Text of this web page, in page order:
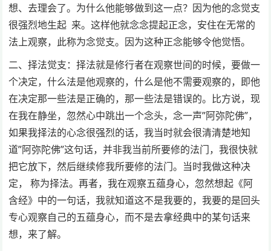
想、去理会了。为什么他能够做到这一点？因为他的念觉支
很强烈地生起 来。这样他就念念提起正念，安住在无常的
法上观察，此称为念觉支。因为这种正念能够令他觉悟。
二、择法觉支：择法就是修行者在观察世间的时候，要做一
个决定，什么法是他观察的，什么是他不需要观察的，即他
在决定那一些法是正确的，那一些法是错误的。比方说，现
在我在静坐，忽然心中跳出一个念头，念一声”阿弥陀佛”，
如果我择法的心念很强烈的话，我当时就会很清清楚地知
道”阿弥陀佛”这句话，并非我当前所要修的法门，我很快就
把它放下，然后继续修我所要修的法门。当时我做这种决
定， 称为择法。再者，我在观察五蕴身心，忽然想起《阿
含经》中的一句话，我就知道这不是我要的，我要的是回头
专心观察自己的五蕴身心，而不是去拿经典中的某句话来
想，来了解。